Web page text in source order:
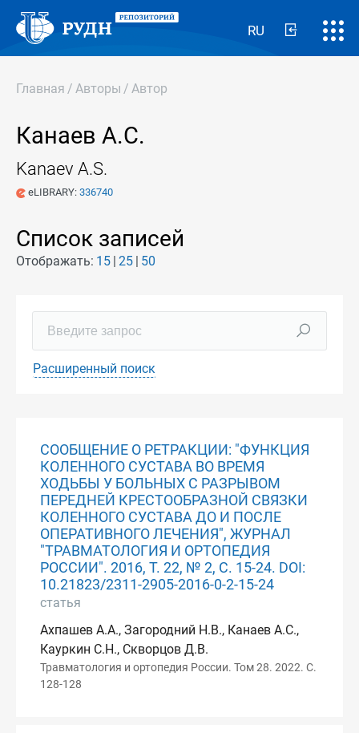
RU
Главная / Авторы / Автор
Канаев А.С.
Kanaev A.S.
eLIBRARY: 336740
Список записей
Отображать: 15 25 50
Расширенный поиск
СООБЩЕНИЕ О РЕТРАКЦИИ: "ФУНКЦИЯ
КОЛЕННОГО СУСТАВА ВО ВРЕМЯ
ХОДЬБЫ У БОЛЬНЫХ С РАЗРЫВОМ
ПЕРЕДНЕЙ КРЕСТООБРАЗНОЙ СВЯЗКИ
КОЛЕННОГО СУСТАВА ДО И ПОСЛЕ
ОПЕРАТИВНОГО ЛЕЧЕНИЯ", ЖУРНАЛ
"ТРАВМАТОЛОГИЯ И ОРТОПЕДИЯ
РОССИИ". 2016, Т. 22, № 2, С. 15-24. DOI:
10.21823/2311-2905-2016-0-2-15-24
статья
Ахпашев А.А., Загородний Н.В., Канаев А.С.,
Кауркин С.Н., Скворцов Д.В.
Травматология и ортопедия России. Том 28. 2022. С.
128-128